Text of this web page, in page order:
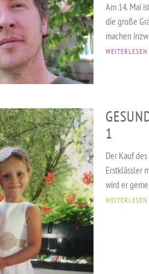
Am 14. Mai
die große
machen
WEITERLESEN
1
Der Kauf
Erstklässler
wird er
WEITERLESEN